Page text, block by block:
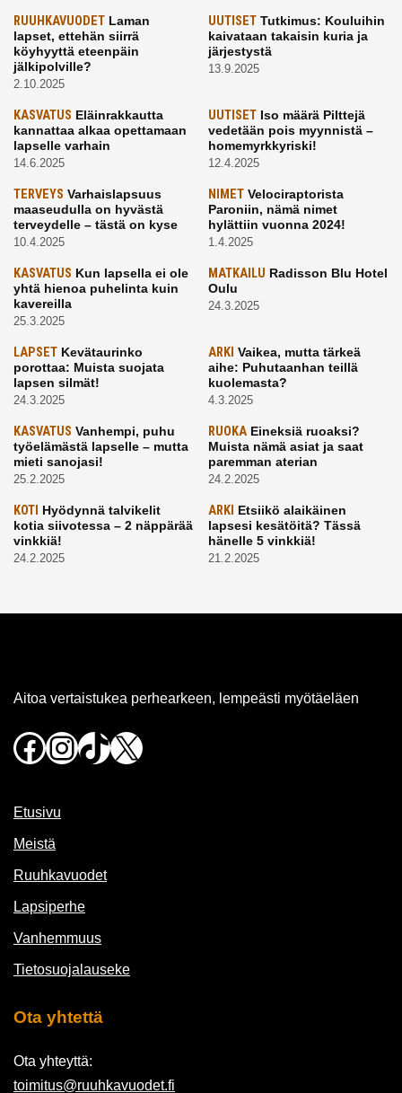
RUUHKAVUODET Laman
lapset, ettehän siirrä
köyhyyttä eteenpäin
jälkipolville?
2.10.2025
UUTISETTutkimus: Kouluihin
kaivataan takaisin kuria ja
järjestystä
13.9.2025
KASVATUS Eläinrakkautta
kannattaa alkaa opettamaan
lapselle varhain
14.6.2025
UUTISETIso määrä Pilttejä
vedetään pois myynnistä –
homemyrkkyriski!
12.4.2025
TERVEYS Varhaislapsuus
maaseudulla on hyvästä
terveydelle – tästä on kyse
10.4.2025
NIMETVelociraptorista
Paroniin, nämä nimet
hylättiin vuonna 2024!
1.4.2025
KASVATUS Kun lapsella ei ole
yhtä hienoa puhelinta kuin
kavereilla
25.3.2025
MATKAILU Radisson Blu Hotel
Oulu
24.3.2025
LAPSET Kevätaurinko
porottaa: Muista suojata
lapsen silmät!
24.3.2025
ARKI Vaikea, mutta tärkeä
aihe: Puhutaanhan teillä
kuolemasta?
4.3.2025
KASVATUS Vanhempi, puhu
työelämästä lapselle – mutta
mieti sanojasi!
25.2.2025
RUOKAEineksiä ruoaksi?
Muista nämä asiat ja saat
paremman aterian
24.2.2025
KOTI Hyödynnä talvikelit
kotia siivotessa – 2 näppärää
vinkkiä!
24.2.2025
ARKI Etsiikö alaikäinen
lapsesi kesätöitä? Tässä
hänelle 5 vinkkiä!
21.2.2025
Aitoa vertaistukea perhearkeen, lempeästi myötäeläen
Facebook
Instagram
TikTok
X
Etusivu
Meistä
Ruuhkavuodet
Lapsiperhe
Vanhemmuus
Tietosuojalauseke
Ota yhtettä
Ota yhteyttä:
toimitus@ruuhkavuodet.fi